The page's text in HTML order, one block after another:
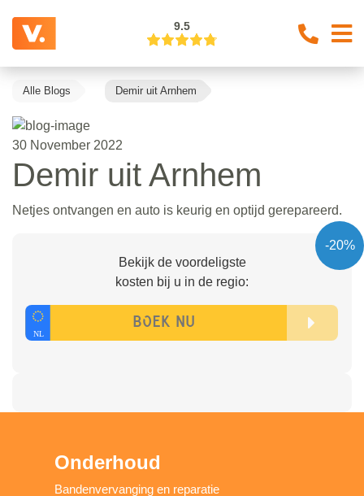
9.5
Alle Blogs Demir uit Arnhem
30 November 2022
Demir uit Arnhem
Netjes ontvangen en auto is keurig en optijd gerepareerd.
-20%
Bekijk de voordeligste
kosten bij u in de regio:
Onderhoud
Bandenvervanging en reparatie